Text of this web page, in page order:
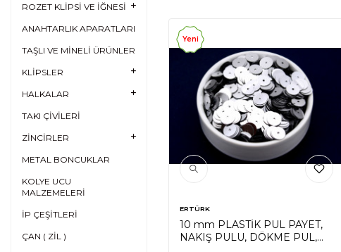
ROZET KLİPSİ VE İĞNESİ
ANAHTARLIK APARATLARI
TAŞLI VE MİNELİ ÜRÜNLER
KLİPSLER
HALKALAR
TAKI ÇİVİLERİ
ZİNCİRLER
METAL BONCUKLAR
KOLYE UCU
MALZEMELERİ
İP ÇEŞİTLERİ
ÇAN ( ZİL )
Yeni
ERTÜRK
10 mm PLASTİK PUL PAYET,
NAKIŞ PULU, DÖKME PUL,